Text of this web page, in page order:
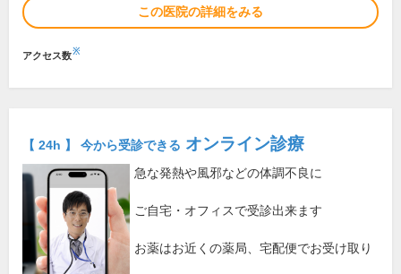
この医院の詳細をみる
アクセス数※
【 24h 】 今から受診できる オンライン診療
急な発熱や風邪などの体調不良に
ご自宅・オフィスで受診出来ます
お薬はお近くの薬局、宅配便でお受け取り